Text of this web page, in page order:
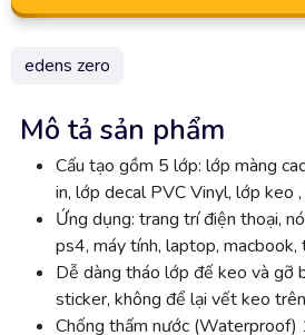
edens zero
Mô tả sản phẩm
Cấu tạo gồm 5 lớp: lớp màng
in, lớp decal PVC Vinyl, lớp keo
Ứng dụng: trang trí điện thoại,
ps4, máy tính, laptop, macbook,
Dễ dàng tháo lớp đế keo và gỡ
sticker, không để lại vết keo
Chống thấm nước (Waterproof)